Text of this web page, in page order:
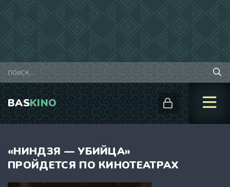
BASKINO
«НИНДЗЯ — УБИЙЦА»
ПРОЙДЕТСЯ ПО КИНОТЕАТРАХ